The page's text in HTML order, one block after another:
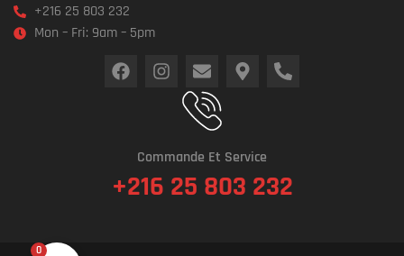
0
+216 25 803 232
Mon – Fri: 9am – 5pm
Commande Et Service
+216 25 803 232